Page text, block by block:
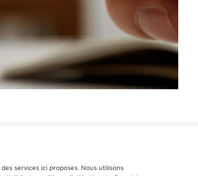
services ici proposes. Nous utilisons